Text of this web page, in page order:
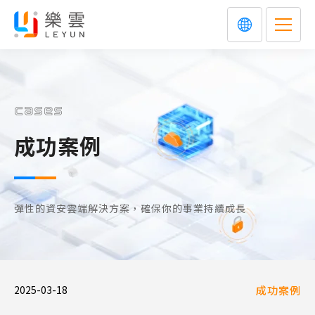
cases
成功案例
彈性的資安雲端解決方案，確保你的事業持續成長
2025-03-18 成功案例